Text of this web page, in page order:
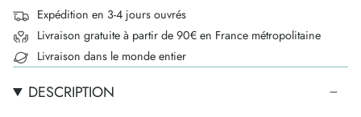
Expédition en 3-4 jours ouvrés
Livraison gratuite à partir de 90€ en France métropolitaine
Livraison dans le monde entier
DESCRIPTION